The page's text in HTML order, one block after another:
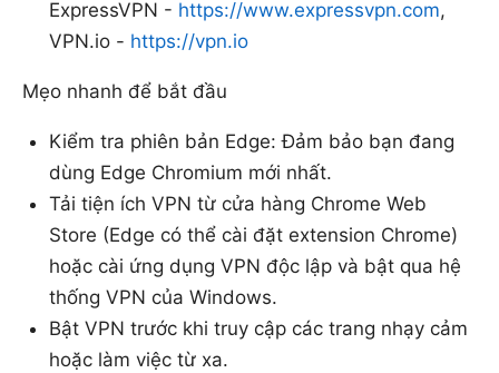
ExpressVPN - https://www.expressvpn.com,
VPN.io - https://vpn.io
Mẹo nhanh để bắt đầu
Kiểm tra phiên bản Edge: Đảm bảo bạn đang
dùng Edge Chromium mới nhất.
Tải tiện ích VPN từ cửa hàng Chrome Web
Store (Edge có thể cài đặt extension Chrome)
hoặc cài ứng dụng VPN độc lập và bật qua hệ
thống VPN của Windows.
Bật VPN trước khi truy cập các trang nhạy cảm
hoặc làm việc từ xa.